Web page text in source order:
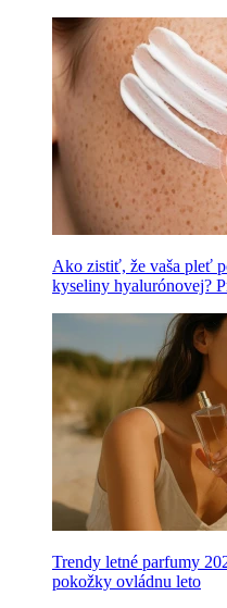
Ako zistiť, že vaša pleť
kyseliny hyalurónovej?
Trendy letné parfumy
pokožky ovládnu leto